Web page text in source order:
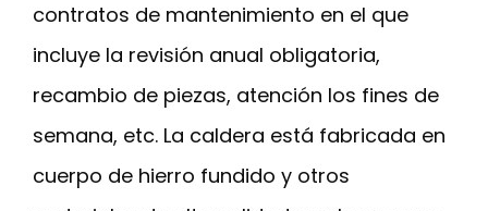
contratos de mantenimiento en el que
incluye la revisión anual obligatoria,
recambio de piezas, atención los fines de
semana, etc. La caldera está fabricada en
cuerpo de hierro fundido y otros